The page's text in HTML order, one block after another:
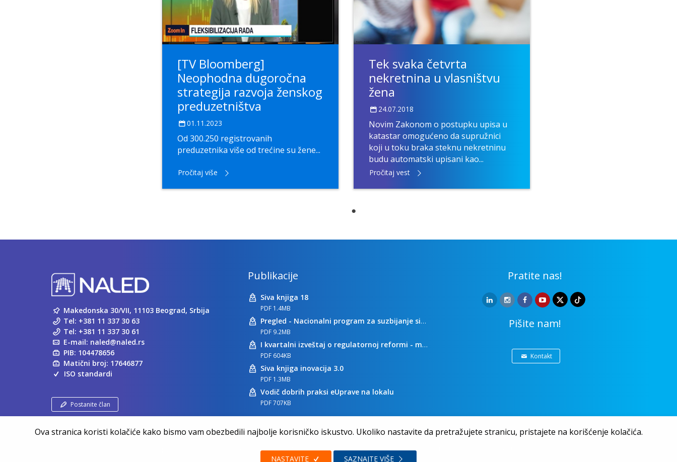
[TV Bloomberg]
Neophodna dugoročna
strategija razvoja ženskog
preduzetništva
01.11.2023
Od 300.250 registrovanih
preduzetnika više od trećine su žene...
Pročitaj više
Tek svaka četvrta
nekretnina u vlasništvu
žena
24.07.2018
Novim Zakonom o postupku upisa u
katastar omogućeno da supružnici
koji u toku braka steknu nekretninu
budu automatski upisani kao...
Pročitaj vest
Makedonska 30/VII, 11103 Beograd, Srbija
Tel: +381 11 337 30 63
Tel: +381 11 337 30 61
E-mail: naled@naled.rs
PIB: 104478656
Matični broj: 17646877
ISO standardi
Postanite član
Publikacije
Siva knjiga 18
PDF 1.4MB
Pregled - Nacionalni program za suzbijanje sive ekonomije
PDF 9.2MB
I kvartalni izveštaj o regulatornoj reformi - maj 2023
PDF 604KB
Siva knjiga inovacija 3.0
PDF 1.3MB
Vodič dobrih praksi eUprave na lokalu
PDF 707KB
Pratite nas!
Pišite nam!
Kontakt
| 20 godina zajedno činimo razliku | Sva prava zadržana 2026.
Ova stranica koristi kolačiće kako bismo vam obezbedili najbolje korisničko iskustvo. Ukoliko nastavite da pretražujete stranicu, pristajete na korišćenje kolačića.
NASTAVITE SAZNAJTE VIŠE